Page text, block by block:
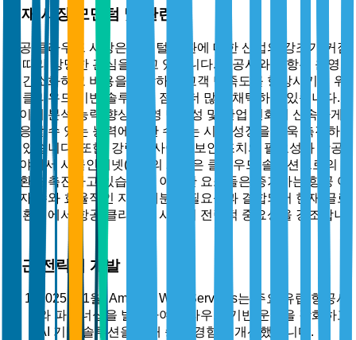
현재 시장 모멘텀 및 관련성
항공 클라우드 시장은 디지털 전환에 대한 산업의 강조가 커짐
에 따라 상당한 관심을 받고 있습니다. 항공사와 공항은 운영
을 간소화하고 비용을 절감하며 고객 만족도를 향상시키기 위
해 클라우드 기반 솔루션을 점점 더 많이 채택하고 있습니다.
데이터 분석 능력 향상, 운영 민첩성 및 산업 변화에 신속하게
적응할 수 있는 능력에 대한 수요는 시장 성장을 더욱 촉진하
고 있습니다. 또한, 강력한 사이버 보안 조치의 필요성과 항공
분야에서 사물인터넷(IoT)의 채택은 클라우드 솔루션으로의
전환을 촉진하고 있습니다. 이러한 요소들은 증가하는 항공 여
행자 수와 효율적인 자원 배분의 필요성과 결합되어 현재 글로
벌 환경에서 항공 클라우드 시장의 전략적 중요성을 강조합니
최근 전략적 개발
2025년 1월, Amazon Web Services는 주요 유럽 항공사
와 파트너십을 발표하여 클라우드 기반 운영을 강화하고
AI 기반 솔루션을 통해 승객 경험을 개선했습니다.